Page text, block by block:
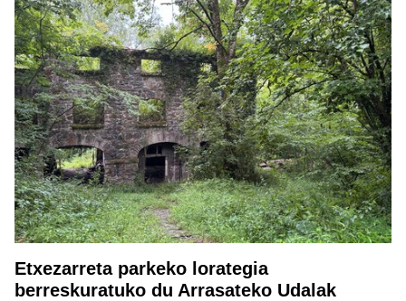
Etxezarreta parkeko lorategia
berreskuratuko du Arrasateko Udalak